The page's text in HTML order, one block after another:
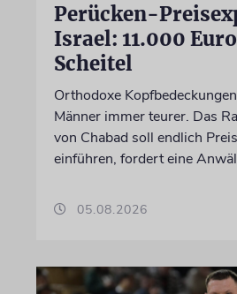
Perücken-
Israel: 11.000
Scheitel
Orthodoxe
Männer immer teurer. Das
von Chabad soll endlich
einführen, fordert eine
05.08.2026